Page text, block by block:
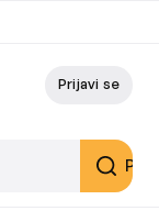
Prijavi se